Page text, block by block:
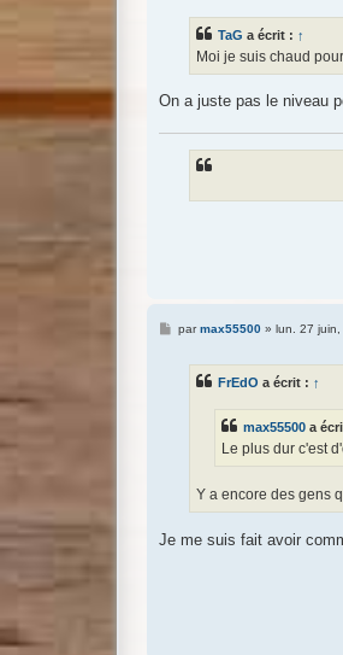
TaG a écrit : ↑
Moi je suis chaud
On a juste pas le niveau
Mparmax55500» lun. 27
FrEdO a écrit : ↑
max55500 a
Le plus dur c'est
Y a encore des gens
Je me suis fait avoir